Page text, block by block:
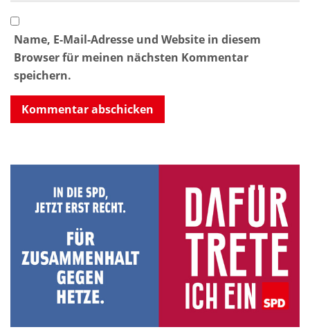
Name, E-Mail-Adresse und Website in diesem
Browser für meinen nächsten Kommentar
speichern.